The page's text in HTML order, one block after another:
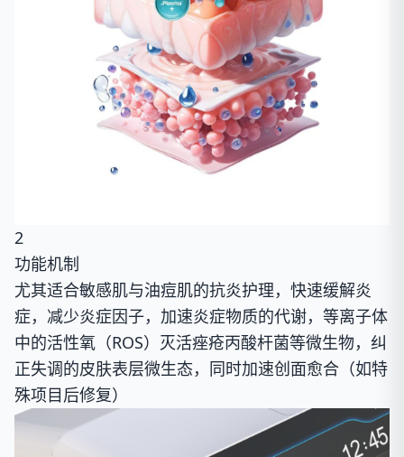
2
功能机制
尤其适合敏感肌与油痘肌的抗炎护理，快速缓解炎
症，减少炎症因子，加速炎症物质的代谢，等离子体
中的活性氧（ROS）灭活痤疮丙酸杆菌等微生物，纠
正失调的皮肤表层微生态，同时加速创面愈合（如特
殊项目后修复）